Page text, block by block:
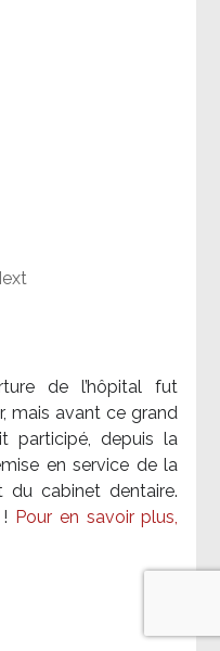
de l’hôpital fut
mais avant ce grand
participé, depuis la
en service de la
du cabinet dentaire.
Pour en savoir plus,